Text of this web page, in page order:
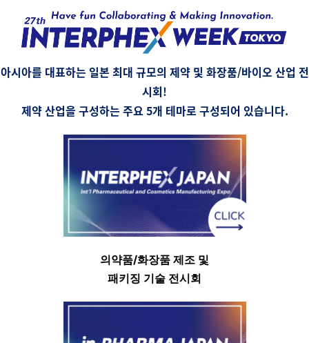
아시아를 대표하는 일본 최대 규모의 제약 및 화장품/바이오 산업 전
시회!
제약 산업을 구성하는 주요 5개 테마로 구성되어 있습니다.
의약품/화장품 제조 및
패키징 기술 전시회